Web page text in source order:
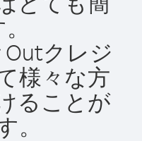
クレジ
様々な方
ることが
。